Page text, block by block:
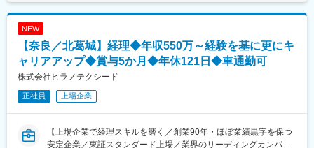
寺駅(兵庫県)、人丸前駅、青木駅、甲子園口駅、学園都市駅、西神
中央駅、田尾寺駅、香櫨園駅、山の街駅、武庫之荘駅、門戸厄神
駅、仁川駅、今津駅(兵庫県)、中山寺駅、逆瀬川駅、川西池田駅、
線)、加古川駅、ウッディタウン中央駅、向島駅、洛西口駅、有栖
駅、生駒駅、法隆寺駅、佐味田川駅、大和新庄駅、尺土駅、二上
NEW
【奈良／北葛城】経理◆年収550万～経験を基に更にキ
ャリアアップ◆賞与5か月◆年休121日◆車通勤可
株式会社ヒラノテクシード
正社員 上場企業
【上場企業で経理スキルを磨く／創業90年・ほぼ業績黒字を保つ
安定企業／東証スタンダード上場／業界のリーディングカンパニ